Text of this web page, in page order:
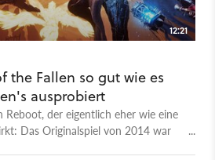
12:21
the Fallen so gut wie es
ausprobiert
Reboot, der eigentlich eher wie eine
Das Originalspiel von 2014 war